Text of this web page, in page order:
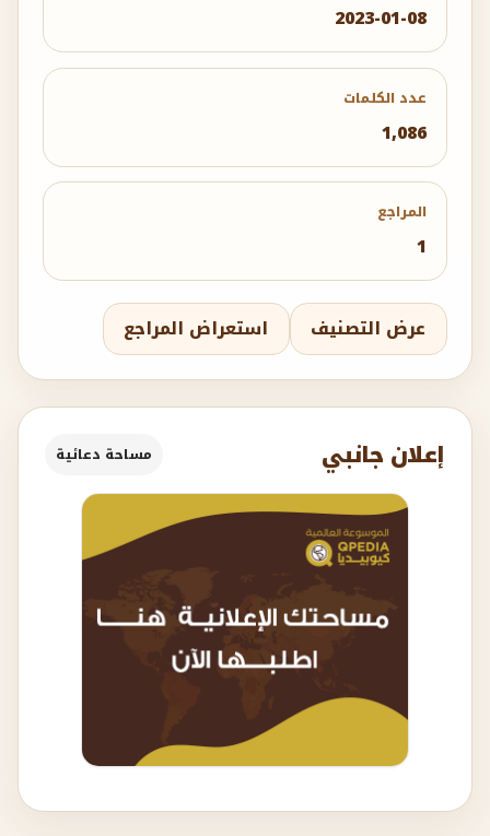
2023-01-08
عدد الكلمات
1,086
المراجع
1
عرض التصنيف استعراض المراجع
إعلان جانبي مساحة دعائية